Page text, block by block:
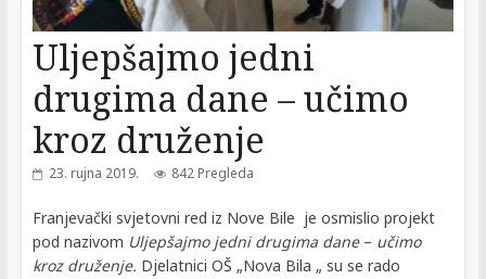
Uljepšajmo jedni
drugima dane – učimo
kroz druženje
23. rujna 2019. 842 Pregleda
Franjevački svjetovni red iz Nove Bile je osmislio projekt
pod nazivom Uljepšajmo jedni drugima dane – učimo
kroz druženje. Djelatnici OŠ „Nova Bila „ su se rado